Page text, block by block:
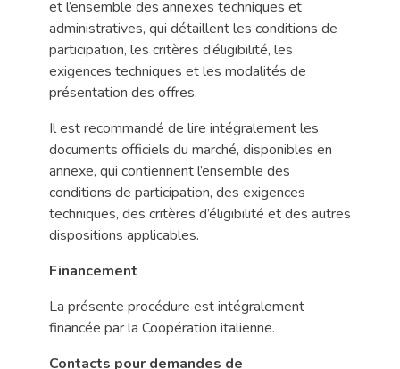
et l’ensemble des annexes techniques et
administratives, qui détaillent les conditions de
participation, les critères d’éligibilité, les
exigences techniques et les modalités de
présentation des offres.
Il est recommandé de lire intégralement les
documents officiels du marché, disponibles en
annexe, qui contiennent l’ensemble des
conditions de participation, des exigences
techniques, des critères d’éligibilité et des autres
dispositions applicables.
Financement
La présente procédure est intégralement
financée par la Coopération italienne.
Contacts pour demandes de